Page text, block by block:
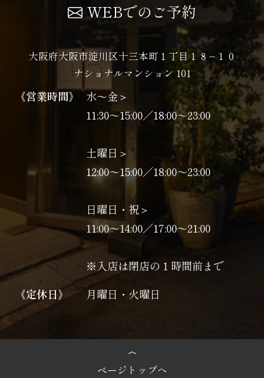
WEBでのご予約
大阪府大阪市淀川区十三本町１丁目１８−１０
ナショナルマンション 101
《営業時間》
水〜金＞
11:30～15:00／18:00～23:00
土曜日＞
12:00～15:00／18:00～23:00
日曜日・祝＞
11:00〜14:00／17:00〜21:00
※入店は閉店の１時間前まで
《定休日》
月曜日・火曜日
ページトップへ